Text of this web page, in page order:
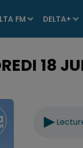
FM DELTA+
18